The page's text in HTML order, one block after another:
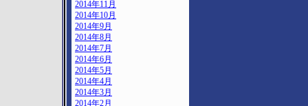
2014年11月
2014年10月
2014年9月
2014年8月
2014年7月
2014年6月
2014年5月
2014年4月
2014年3月
2014年2月